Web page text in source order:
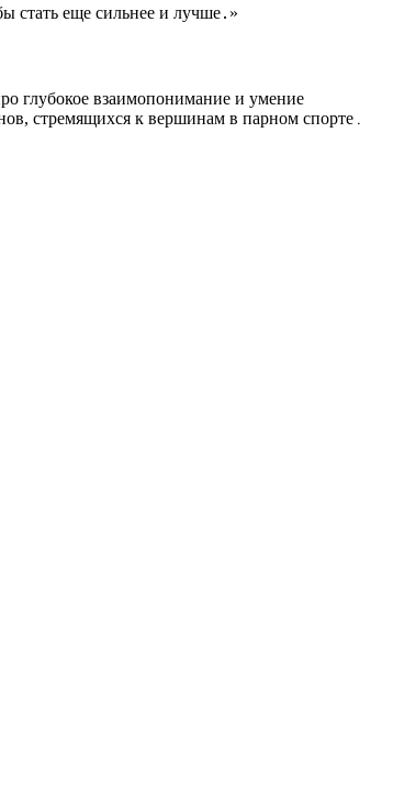
стать еще сильнее и лучше․»
глубокое взаимопонимание и умение
стремящихся к вершинам в парном спорте․